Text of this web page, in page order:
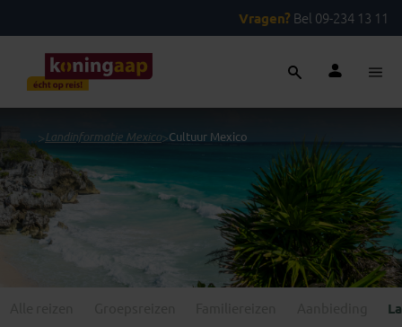
Vragen? Bel 09-234 13 11
> Landinformatie Mexico>Cultuur Mexico